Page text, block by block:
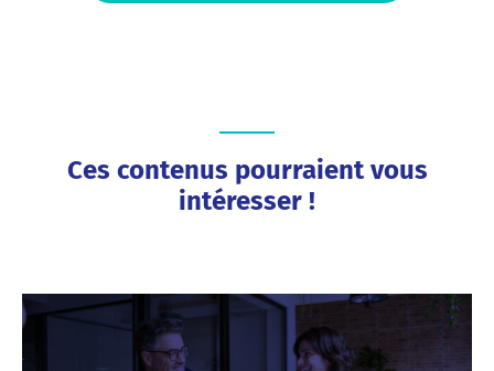
Ces contenus pourraient vous
intéresser !